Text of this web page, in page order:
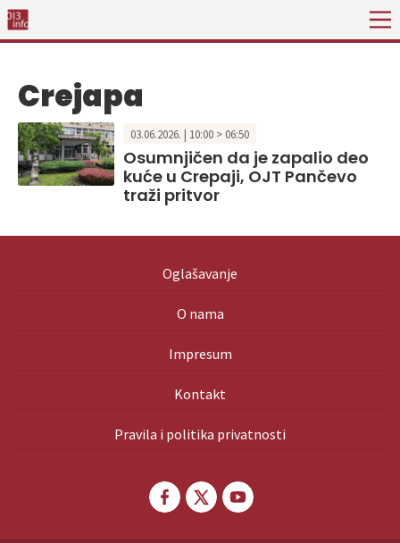
Crejapa
03.06.2026. | 10:00 > 06:50
Osumnjičen da je zapalio deo
kuće u Crepaji, OJT Pančevo
traži pritvor
Oglašavanje
O nama
Impresum
Kontakt
Pravila i politika privatnosti